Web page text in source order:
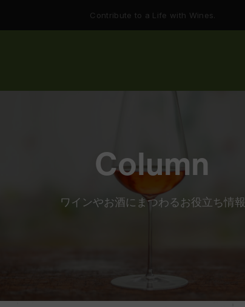
Contribute to a Life with Wines.
Column
ワインやお酒にまつわるお役立ち情報